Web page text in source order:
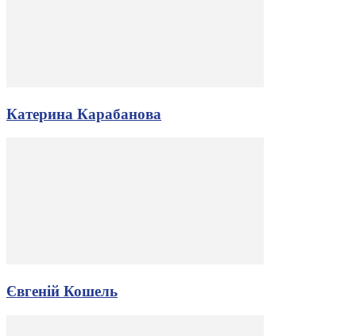
Катерина Карабанова
Євгеній Кошель